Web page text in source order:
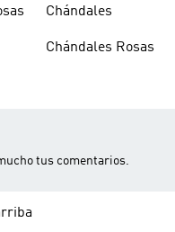
Chándales
Chándales Rosas
tus comentarios.